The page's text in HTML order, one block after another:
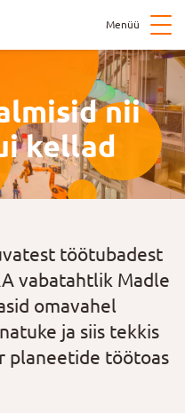
Menüü
nii
kellad
töötubadest
vabatahtlik Madle
omavahel
ja siis tekkis
planeetide töötoas